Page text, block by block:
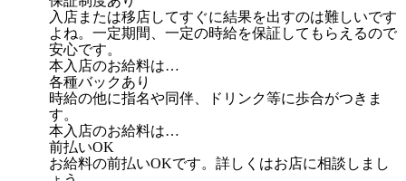
入店または移店してすぐに結果を出すのは難しいです
よね。一定期間、一定の時給を保証してもらえるので
安心です。
本入店のお給料は…
各種バックあり
時給の他に指名や同伴、ドリンク等に歩合がつきま
す。
本入店のお給料は…
前払いOK
お給料の前払いOKです。詳しくはお店に相談しまし